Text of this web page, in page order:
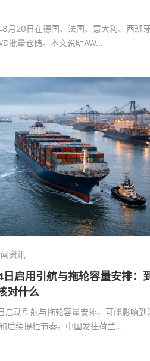
月20日在德国、法国、意大利、西班牙
批量仓储。本文说明AW…
资讯
启用引航与拖轮容量安排：
对什么
启动引航与拖轮容量安排，可能影响到
后续提柜节奏。中国发往荷兰…